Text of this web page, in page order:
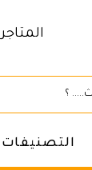
المتاجر
التصنيفات